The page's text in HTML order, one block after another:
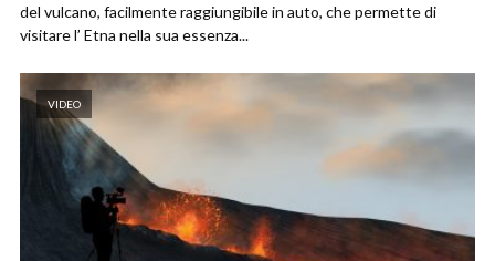
del vulcano, facilmente raggiungibile in auto, che permette di
visitare l’ Etna nella sua essenza...
VIDEO